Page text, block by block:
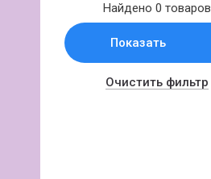
Найдено 0 товаров
Показать
Очистить фильтр